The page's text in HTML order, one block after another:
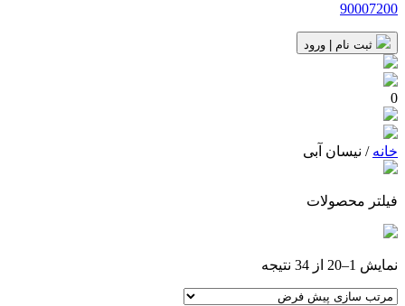
90007200
0
خانه / نیسان آبی
فیلتر محصولات
نمایش 1–20 از 34 نتیجه